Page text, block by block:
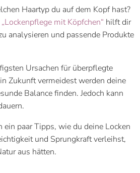
Haartyp du auf dem Kopf hast?
mit Köpfchen“ hilft dir
analysieren und passende Produkte
Ursachen für überpflegte
Zukunft vermeidest werden deine
Balance finden. Jedoch kann
ein paar Tipps, wie du deine Locken
und Sprungkraft verleihst,
aus hätten.